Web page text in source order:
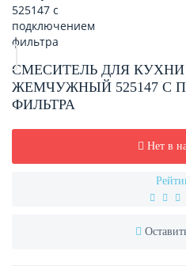
СМЕСИТЕЛЬ ДЛЯ КУХНИ
ЖЕМЧУЖНЫЙ 525147 С
ФИЛЬТРА
Нет в